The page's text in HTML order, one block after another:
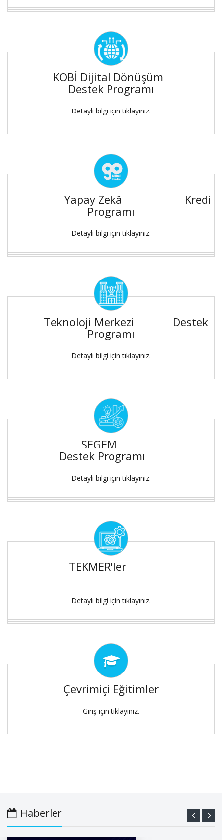
KOBİ Dijital Dönüşüm
Destek Programı
Detaylı bilgi için tıklayınız.
Yapay Zekâ Kredi
Programı
Detaylı bilgi için tıklayınız.
Teknoloji Merkezi Destek
Programı
Detaylı bilgi için tıklayınız.
SEGEM
Destek Programı
Detaylı bilgi için tıklayınız.
TEKMER'ler
Detaylı bilgi için tıklayınız.
Çevrimiçi Eğitimler
Giriş için tıklayınız.
Haberler